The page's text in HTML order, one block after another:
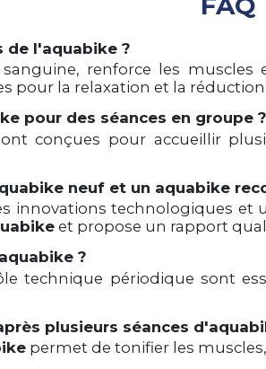
de l'aquabike ?
renforce les muscles
pour la relaxation et la réduction
pour des séances en groupe ?
conçues pour accueillir
neuf et un aquabike
innovations technologiques et
et propose un rapport
?
technique périodique sont
plusieurs séances
permet de tonifier les